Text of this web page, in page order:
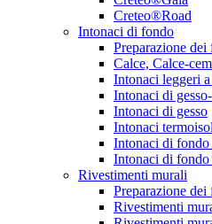
Creteo®Road
Intonaci di fondo
Preparazione dei
Calce, Calce-
Intonaci leggeri
Intonaci di
Intonaci di gesso
Intonaci
Intonaci di fondo
Intonaci di fondo
Rivestimenti murali
Preparazione dei
Rivestimenti